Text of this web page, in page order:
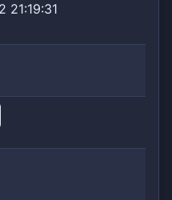
21:19:31